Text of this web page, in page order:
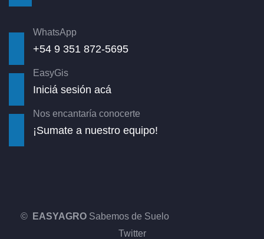
WhatsApp
+54 9 351 872-5695
EasyGis
Iniciá sesión acá
Nos encantaría conocerte
¡Sumate a nuestro equipo!
© EASYAGRO Sabemos de Suelo
Twitter